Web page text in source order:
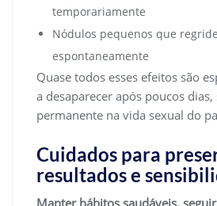
temporariamente
Nódulos pequenos que
espontaneamente
Quase todos esses efeitos são
a desaparecer após poucos
permanente na vida sexual do
Cuidados para
resultados e
Manter hábitos saudáveis,